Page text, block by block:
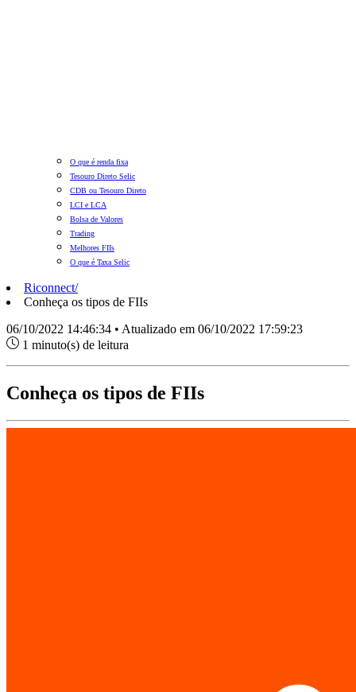
O que é renda fixa
Tesouro Direto Selic
CDB ou Tesouro Direto
LCI e LCA
Bolsa de Valores
Trading
Melhores FIIs
O que é Taxa Selic
Riconnect/
Conheça os tipos de FIIs
06/10/2022 14:46:34 • Atualizado em 06/10/2022 17:59:23
1 minuto(s) de leitura
Conheça os tipos de FIIs